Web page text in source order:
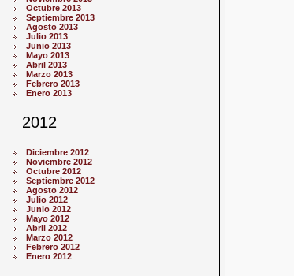
Octubre 2013
Septiembre 2013
Agosto 2013
Julio 2013
Junio 2013
Mayo 2013
Abril 2013
Marzo 2013
Febrero 2013
Enero 2013
2012
Diciembre 2012
Noviembre 2012
Octubre 2012
Septiembre 2012
Agosto 2012
Julio 2012
Junio 2012
Mayo 2012
Abril 2012
Marzo 2012
Febrero 2012
Enero 2012